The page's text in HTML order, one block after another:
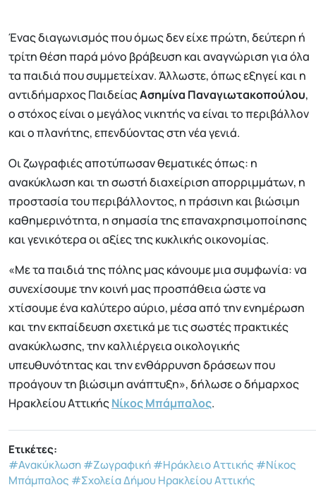
Ένας διαγωνισμός που όμως δεν είχε πρώτη, δεύτερη ή
τρίτη θέση παρά μόνο βράβευση και αναγνώριση για όλα
τα παιδιά που συμμετείχαν. Άλλωστε, όπως εξηγεί και η
αντιδήμαρχος ΠαιδείαςΑσημίνα Παναγιωτακοπούλου,
ο στόχος είναι ο μεγάλος νικητής να είναι το περιβάλλον
και ο πλανήτης, επενδύοντας στη νέα γενιά.
Οι ζωγραφιές αποτύπωσαν θεματικές όπως: η
ανακύκλωση και τη σωστή διαχείριση απορριμμάτων, η
προστασία του περιβάλλοντος, η πράσινη και βιώσιμη
καθημερινότητα, η σημασία της επαναχρησιμοποίησης
και γενικότερα οι αξίες της κυκλικής οικονομίας.
«Με τα παιδιά της πόλης μας κάνουμε μια συμφωνία: να
συνεχίσουμε την κοινή μας προσπάθεια ώστε να
χτίσουμε ένα καλύτερο αύριο, μέσα από την ενημέρωση
και την εκπαίδευση σχετικά με τις σωστές πρακτικές
ανακύκλωσης, την καλλιέργεια οικολογικής
υπευθυνότητας και την ενθάρρυνση δράσεων που
προάγουν τη βιώσιμη ανάπτυξη», δήλωσε ο δήμαρχος
Ηρακλείου ΑττικήςΝίκος Μπάμπαλος.
Ετικέτες:
#Ανακύκλωση#Ζωγραφική#Ηράκλειο Αττικής #Νίκος
Μπάμπαλος #Σχολεία Δήμου Ηρακλείου Αττικής